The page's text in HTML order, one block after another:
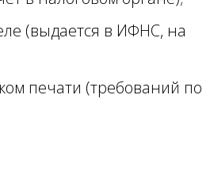
(выдается в ИФНС, на
печати (требований по